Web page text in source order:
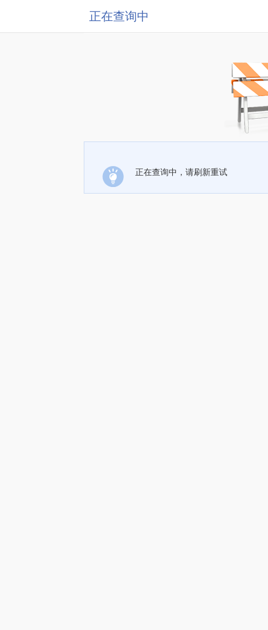
正在查询中
正在查询中，请刷新重试